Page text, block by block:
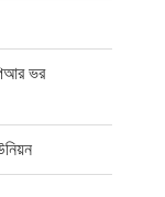
ভর